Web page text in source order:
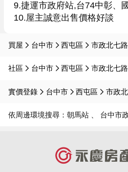
9.捷運市政府站,台74中彰、
10.屋主誠意出售價格好談
買屋 台中市 西屯區 市政北七路
社區 台中市 西屯區 市政北七路
實價登錄 台中市 西屯區 市政
依周邊環境搜尋： 朝馬站 台中市